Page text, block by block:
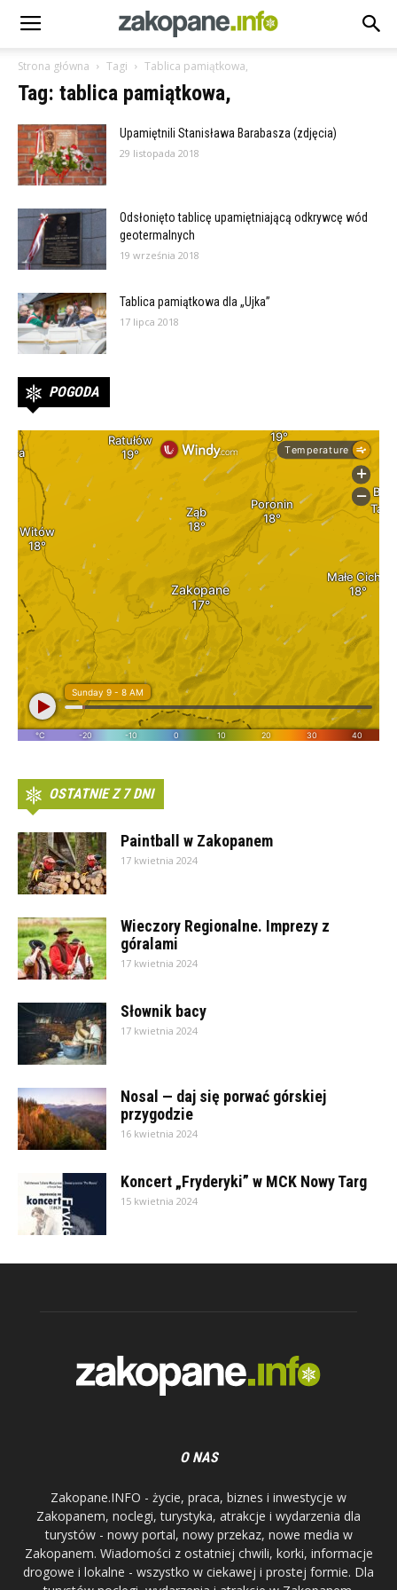
Strona główna Tagi Tablica pamiątkowa,
Tag: tablica pamiątkowa,
Upamiętnili Stanisława Barabasza (zdjęcia)
29 listopada 2018
Odsłonięto tablicę upamiętniającą odkrywcę wód
geotermalnych
19 września 2018
Tablica pamiątkowa dla „Ujka”
17 lipca 2018
POGODA
OSTATNIE Z 7 DNI
Paintball w Zakopanem
17 kwietnia 2024
Wieczory Regionalne. Imprezy z
góralami
17 kwietnia 2024
Słownik bacy
17 kwietnia 2024
Nosal — daj się porwać górskiej
przygodzie
16 kwietnia 2024
Koncert „Fryderyki” w MCK Nowy Targ
15 kwietnia 2024
O NAS
Zakopane.INFO - życie, praca, biznes i inwestycje w
Zakopanem, noclegi, turystyka, atrakcje i wydarzenia dla
turystów - nowy portal, nowy przekaz, nowe media w
Zakopanem. Wiadomości z ostatniej chwili, korki, informacje
drogowe i lokalne - wszystko w ciekawej i prostej formie. Dla